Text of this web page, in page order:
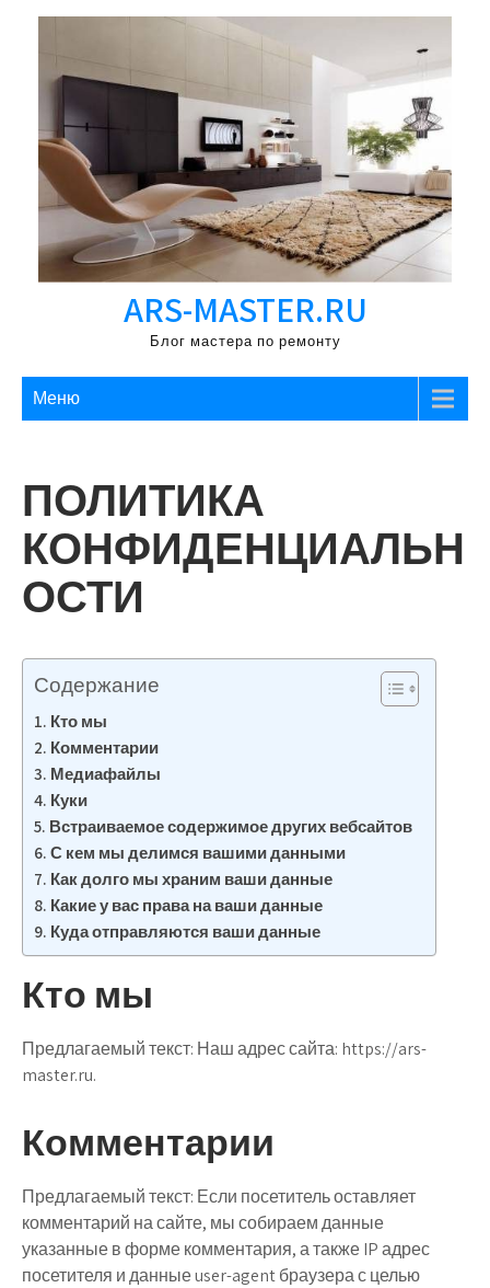
Перейти
ARS-MASTER.RU
Блог мастера по ремонту
Меню
ПОЛИТИКА
КОНФИДЕНЦИАЛЬН
ОСТИ
Содержание
Кто мы
Комментарии
Медиафайлы
Куки
Встраиваемое содержимое других вебсайтов
С кем мы делимся вашими данными
Как долго мы храним ваши данные
Какие у вас права на ваши данные
Куда отправляются ваши данные
Кто мы
Предлагаемый текст: Наш адрес сайта: https://ars-
master.ru.
Комментарии
Предлагаемый текст: Если посетитель оставляет
комментарий на сайте, мы собираем данные
указанные в форме комментария, а также IP адрес
посетителя и данные user-agent браузера с целью